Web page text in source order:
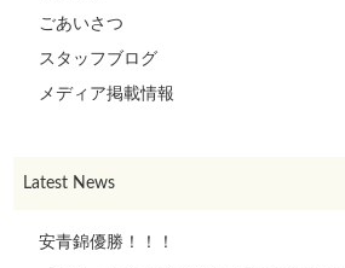
ごあいさつ
スタッフブログ
メディア掲載情報
Latest News
安青錦優勝！！！